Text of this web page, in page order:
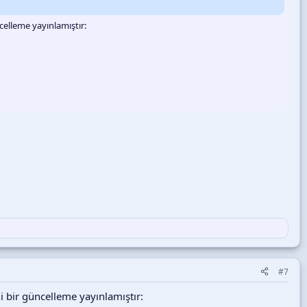
yayınlamıştır:
#7
güncelleme yayınlamıştır: